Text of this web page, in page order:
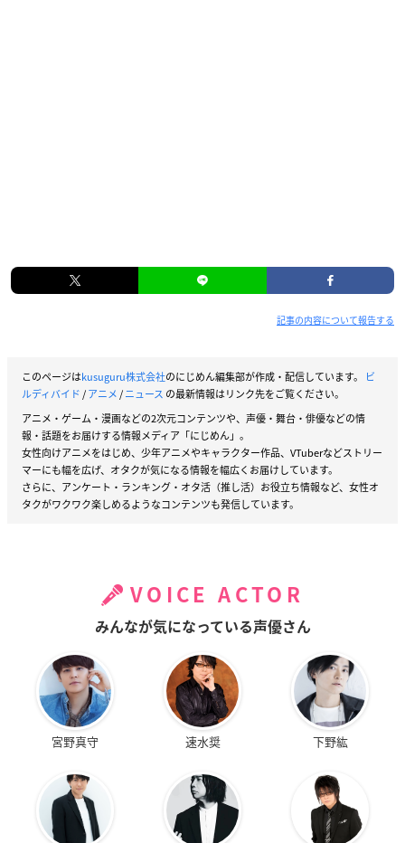
―「新京都」―
トルに参加し、―「鍵」―を完成させなければならない。
―誰にだって叶えたい願いがある―
とある目的のため、王を倒すと誓う少年・蔵部照人（くらべて
ると）は、謎の少女・晩華桜良（ばんかさくら）に導かれるが
まま、リビルドバトルに身を投じていく。
TCG×オリジナルアニメーション「ビル
ディバイド」プロジェクト ティザーPV
記事の内容について報告する
このページはkusuguru株式会社のにじめん編集部が作成・配信しています。
ビ
ルディバイド/アニメ/ニュース の最新情報はリンク先をご覧ください。
アニメ・ゲーム・漫画などの2次元コンテンツや、声優・舞台・俳優などの情
報・話題をお届けする情報メディア「にじめん」。
女性向けアニメをはじめ、少年アニメやキャラクター作品、VTuberなどストリー
マーにも幅を広げ、オタクが気になる情報を幅広くお届けしています。
さらに、アンケート・ランキング・オタ活（推し活）お役立ち情報など、女性オ
タクがワクワク楽しめるようなコンテンツも発信しています。
VOICE ACTOR
みんなが気になっている声優さん
宮野真守 速水奨 下野紘